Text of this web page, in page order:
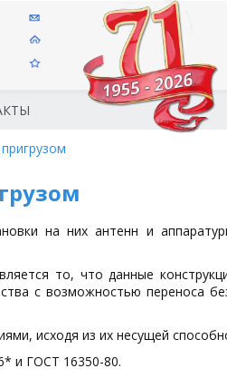
на них антенн и
то, что данные
с возможностью переноса
исходя из их несущей
и ГОСТ 16350-80.